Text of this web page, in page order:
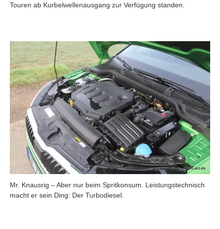
Touren ab Kurbelwellenausgang zur Verfügung standen.
Mr. Knausrig – Aber nur beim Spritkonsum. Leistungstechnisch
macht er sein Ding: Der Turbodiesel.